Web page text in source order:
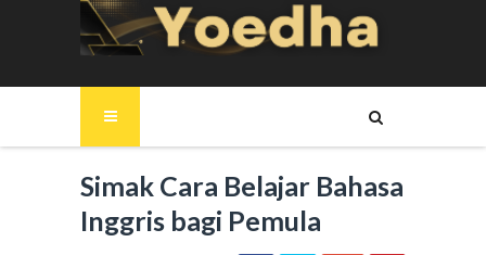
Simak Cara Belajar Bahasa
Inggris bagi Pemula